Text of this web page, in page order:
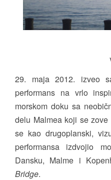
29. maja 2012. izveo
performans na vrlo
morskom doku sa
delu Malmea koji se
se kao drugoplanski,
performansa izdvojio
Dansku, Malme i
Bridge.